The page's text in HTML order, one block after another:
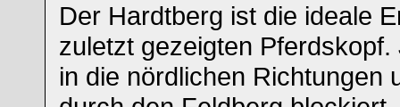
Der Hardtberg ist die ideale
zuletzt gezeigten
in die nördlichen Richtungen